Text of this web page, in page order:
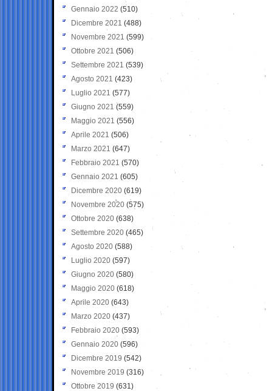
Gennaio 2022 (510)
Dicembre 2021 (488)
Novembre 2021 (599)
Ottobre 2021 (506)
Settembre 2021 (539)
Agosto 2021 (423)
Luglio 2021 (577)
Giugno 2021(559)
Maggio 2021 (556)
Aprile 2021 (506)
Marzo 2021 (647)
Febbraio 2021 (570)
Gennaio 2021 (605)
Dicembre 2020 (619)
Novembre 2020 (575)
Ottobre 2020 (638)
Settembre 2020(465)
Agosto 2020 (588)
Luglio 2020 (597)
Giugno 2020 (580)
Maggio 2020 (618)
Aprile 2020 (643)
Marzo 2020 (437)
Febbraio 2020 (593)
Gennaio 2020 (596)
Dicembre 2019 (542)
Novembre 2019 (316)
Ottobre 2019 (631)